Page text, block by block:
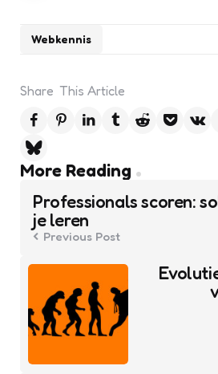
Webkennis
Share This Article
More Reading
Post
navigation
Professionals scoren:
je leren
Previous Post